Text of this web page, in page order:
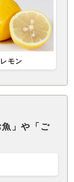
レモン
」や「ご